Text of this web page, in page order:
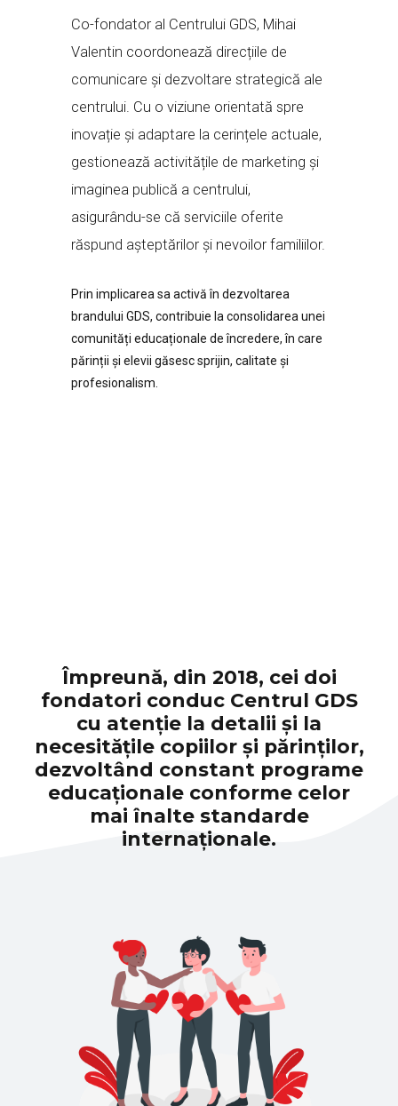
Co-fondator al Centrului GDS, Mihai
Valentin coordonează direcțiile de
comunicare și dezvoltare strategică ale
centrului. Cu o viziune orientată spre
inovație și adaptare la cerințele actuale,
gestionează activitățile de marketing și
imaginea publică a centrului,
asigurându-se că serviciile oferite
răspund așteptărilor și nevoilor familiilor.
Prin implicarea sa activă în dezvoltarea
brandului GDS, contribuie la consolidarea unei
comunități educaționale de încredere, în care
părinții și elevii găsesc sprijin, calitate și
profesionalism.
Împreună, din 2018, cei doi
fondatori conduc Centrul GDS
cu atenție la detalii și la
necesitățile copiilor și părinților,
dezvoltând constant programe
educaționale conforme celor
mai înalte standarde
internaționale.